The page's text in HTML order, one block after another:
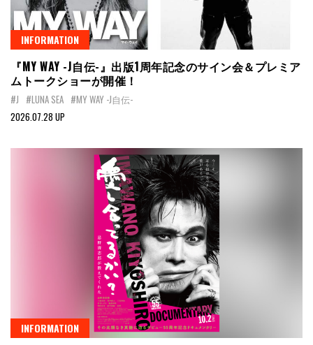
INFORMATION
『MY WAY -J自伝-』出版1周年記念のサイン会＆プレミア
ムトークショーが開催！
#J #LUNA SEA #MY WAY -J自伝-
2026.07.28 UP
INFORMATION